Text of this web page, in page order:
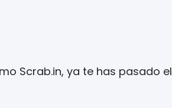
Scrab.in, ya te has pasado el